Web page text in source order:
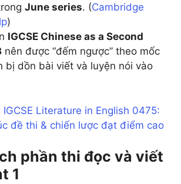
June series. (Cambridge
)
IGCSE Chinese as a Second
nên được “đếm ngược” theo mốc
bị dồn bài viết và luyện nói vào
IGCSE Literature in English 0475:
đề thi & chiến lược đạt điểm cao
phần thi đọc và viết
1